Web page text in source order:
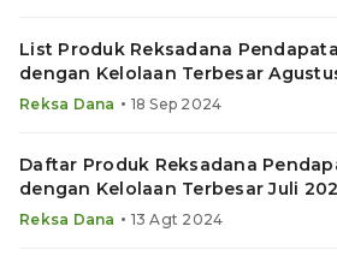
List Produk Reksadana
dengan Kelolaan Terbesar
Reksa Dana • 18 Sep 2024
Daftar Produk Reksadana
dengan Kelolaan Terbesar Juli
Reksa Dana • 13 Agt 2024